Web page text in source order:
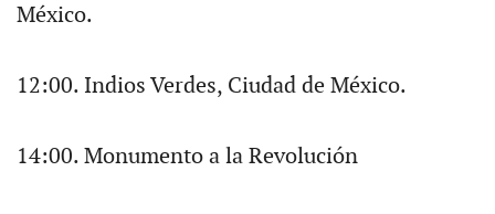
México.
12:00. Indios Verdes, Ciudad de México.
14:00. Monumento a la Revolución